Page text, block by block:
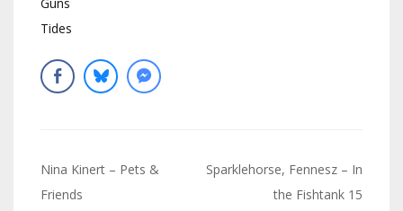
Tides
Navigation
de
Nina Kinert – Pets &
Friends
Sparklehorse, Fennesz – In
the Fishtank 15